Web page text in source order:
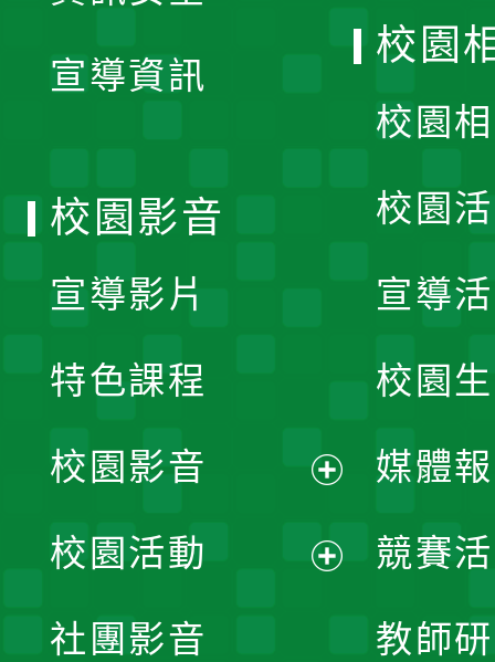
宣導資訊
校園
校園
校園
宣導
校園
媒體
競賽
教師
校園影音
宣導影片
特色課程
校園影音
開
校園活動
社團影音